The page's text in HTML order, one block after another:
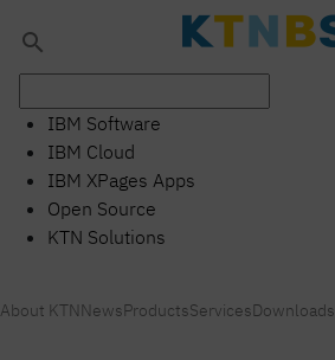
search
IBM Software
IBM Cloud
IBM XPages Apps
Open Source
KTN Solutions
About KTNNewsProductsServicesDownloads